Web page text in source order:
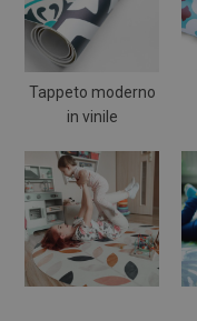
Tappeto moderno
in vinile